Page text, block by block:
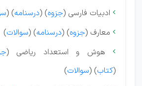
 ادبیات فارسی (جزوه) (درسنامه) (
 معارف (جزوه) (درسنامه) (سوالات)
 هوش و استعداد ریاضی (
(کتاب) (سوالات)